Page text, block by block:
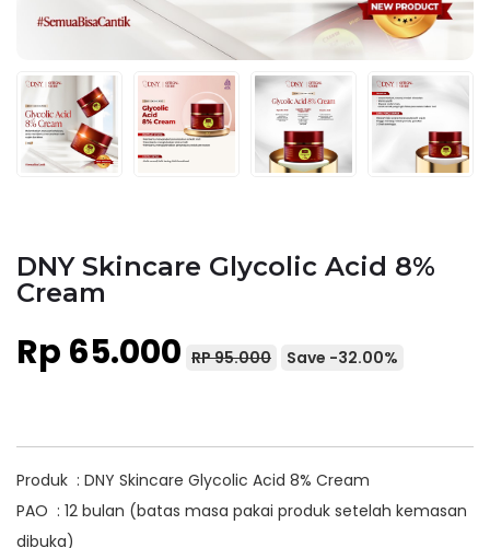
DNY Skincare Glycolic Acid 8%
Cream
Rp 65.000 RP 95.000 Save -32.00%
Produk : DNY Skincare Glycolic Acid 8% Cream
PAO : 12 bulan (batas masa pakai produk setelah kemasan
dibuka)